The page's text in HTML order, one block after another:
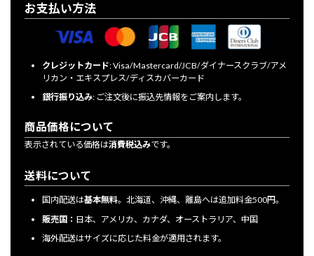
お支払い方法
クレジットカード: Visa/Mastercard/JCB/ダイナースクラブ/アメ
リカン・エキスプレス/ディスカバーカード
銀行振り込み: ご注文後に振込先情報をご案内します。
商品価格について
表示されている価格は消費税込みです。
送料について
国内配送は基本無料。北海道、沖縄、離島へは追加料金500円。
販売国： 日本、アメリカ、カナダ、オーストラリア、中国
海外配送はサイズに応じた料金が適用されます。